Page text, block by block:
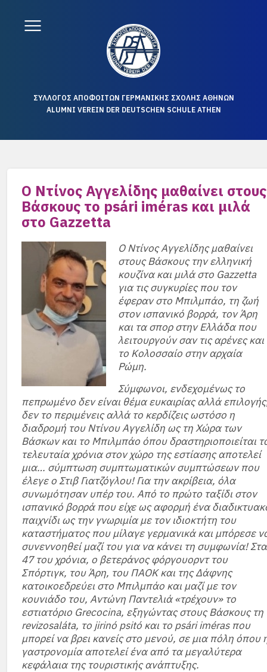
ΣΥΛΛΟΓΟΣ ΑΠΟΦΟΙΤΩΝ ΓΕΡΜΑΝΙΚΗΣ ΣΧΟΛΗΣ ΑΘΗΝΩΝ
ALUMNI VEREIN DER DEUTSCHEN SCHULE ATHEN
Ο Ντίνος Αγγελίδης μαθαίνει στους
Βάσκους το psári iméras και μιλά
στο Gazzetta
Ο Ντίνος Αγγελίδης μαθαίνει
στους Βάσκους την ελληνική
κουζίνα και μιλά στο Gazzetta
για τις συγκυρίες που τον
έφεραν στο Μπιλμπάο, τη ζωή
στον ισπανικό βορρά, τον Άρη
και τα σπορ στην Ελλάδα που
λειτουργούν σαν τις αρένες και
το Κολοσσαίο στην αρχαία
Ρώμη.
Σύμφωνοι, ενδεχομένως το
πεπρωμένο δεν είναι θέμα ευκαιρίας αλλά
δεν το περιμένεις αλλά το κερδίζεις ωστόσο η
διαδρομή του Ντίνου Αγγελίδη ως τη Χώρα των
Βάσκων και το Μπιλμπάο όπου δραστηριοποιείται
τελευταία χρόνια στον χώρο της εστίασης αποτελεί
μια… σύμπτωση συμπτωματικών συμπτώσεων που
έλεγε ο Στιβ Γιατζόγλου! Για την ακρίβεια, όλα
συνωμότησαν υπέρ του. Από το πρώτο ταξίδι στον
ισπανικό βορρά που είχε ως αφορμή ένα
παιχνίδι ως την γνωριμία με τον ιδιοκτήτη του
καταστήματος που μίλαγε γερμανικά και μπόρεσε
συνεννοηθεί μαζί του για να κάνει τη συμφωνία! Στα
47 του χρόνια, ο βετεράνος φόργουορντ του
Σπόρτιγκ, του Άρη, του ΠΑΟΚ και της Δάφνης
κατοικοεδρεύει στο Μπιλμπάο και μαζί με τον
κουνιάδο του, Αντώνη Παντελιά «τρέχουν» το
εστιατόριο Grecocina, εξηγώντας στους Βάσκους τη
revizosaláta, το jirinó psitó και το psári iméras που
μπορεί να βρει κανείς στο μενού, σε μια πόλη όπου
γαστρονομία αποτελεί ένα από τα μεγαλύτερα
κεφάλαια της τουριστικής ανάπτυξης.